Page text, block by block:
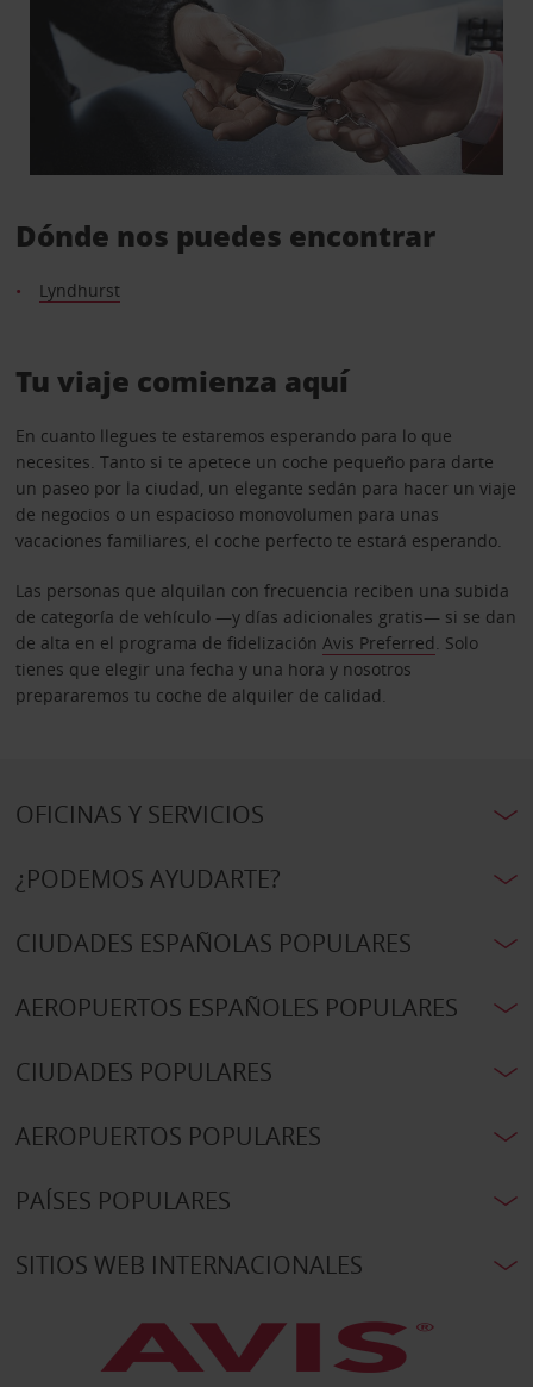
Dónde nos puedes encontrar
Lyndhurst
Tu viaje comienza aquí
En cuanto llegues te estaremos esperando para lo que
necesites. Tanto si te apetece un coche pequeño para darte
un paseo por la ciudad, un elegante sedán para hacer un viaje
de negocios o un espacioso monovolumen para unas
vacaciones familiares, el coche perfecto te estará esperando.
Las personas que alquilan con frecuencia reciben una subida
de categoría de vehículo —y días adicionales gratis— si se dan
de alta en el programa de fidelización Avis Preferred. Solo
tienes que elegir una fecha y una hora y nosotros
prepararemos tu coche de alquiler de calidad.
OFICINAS Y SERVICIOS
¿PODEMOS AYUDARTE?
CIUDADES ESPAÑOLAS POPULARES
AEROPUERTOS ESPAÑOLES POPULARES
CIUDADES POPULARES
AEROPUERTOS POPULARES
PAÍSES POPULARES
SITIOS WEB INTERNACIONALES